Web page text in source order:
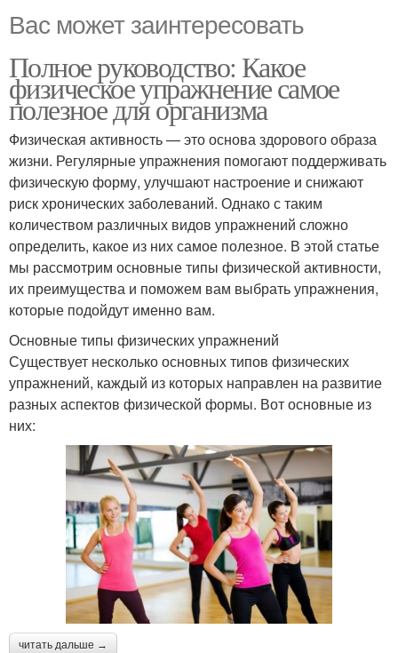
Вас может заинтересовать
Полное руководство: Какое
физическое упражнение самое
полезное для организма
Физическая активность — это основа здорового образа
жизни. Регулярные упражнения помогают поддерживать
физическую форму, улучшают настроение и снижают
риск хронических заболеваний. Однако с таким
количеством различных видов упражнений сложно
определить, какое из них самое полезное. В этой статье
мы рассмотрим основные типы физической активности,
их преимущества и поможем вам выбрать упражнения,
которые подойдут именно вам.
Основные типы физических упражнений
Существует несколько основных типов физических
упражнений, каждый из которых направлен на развитие
разных аспектов физической формы. Вот основные из
них:
читать дальше →